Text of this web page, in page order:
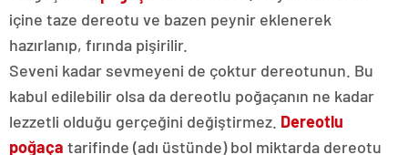
içine taze dereotu ve bazen peynir eklenerek
hazırlanıp, fırında pişirilir.
Seveni kadar sevmeyeni de çoktur dereotunun. Bu
kabul edilebilir olsa da dereotlu poğaçanın ne kadar
lezzetli olduğu gerçeğini değiştirmez. Dereotlu
poğaça tarifinde (adı üstünde) bol miktarda dereotu